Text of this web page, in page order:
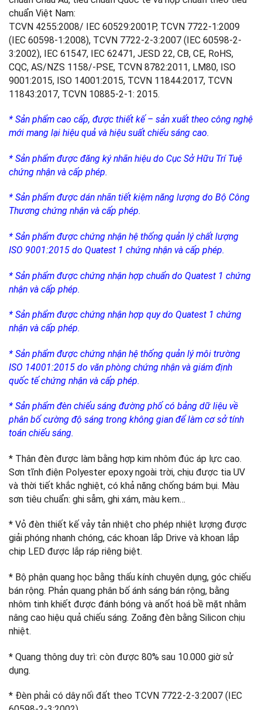
chuẩn Việt Nam:
TCVN 4255:2008/ IEC 60529:2001P, TCVN 7722-1:2009
(IEC 60598-1:2008), TCVN 7722-2-3:2007 (IEC 60598-2-
3:2002), IEC 61547, IEC 62471, JESD 22, CB, CE, RoHS,
CQC, AS/NZS 1158/-PSE, TCVN 8782:2011, LM80, ISO
9001:2015, ISO 14001:2015, TCVN 11844:2017, TCVN
11843:2017, TCVN 10885-2-1: 2015.
* Sản phẩm cao cấp, được thiết kế – sản xuất theo công nghệ
mới mang lại hiệu quả và hiệu suất chiếu sáng cao.
* Sản phẩm được đăng ký nhãn hiệu do Cục Sở Hữu Trí Tuệ
chứng nhận và cấp phép.
* Sản phẩm được dán nhãn tiết kiệm năng lượng do Bộ Công
Thương chứng nhận và cấp phép.
* Sản phẩm được chứng nhận hệ thống quản lý chất lượng
ISO 9001:2015 do Quatest 1 chứng nhận và cấp phép.
* Sản phẩm được chứng nhận hợp chuẩn do Quatest 1 chứng
nhận và cấp phép.
* Sản phẩm được chứng nhận hợp quy do Quatest 1 chứng
nhận và cấp phép.
* Sản phẩm được chứng nhận hệ thống quản lý môi trường
ISO 14001:2015 do văn phòng chứng nhận và giám định
quốc tế chứng nhận và cấp phép.
* Sản phẩm đèn chiếu sáng đường phố có bảng dữ liệu về
phân bố cường độ sáng trong không gian để làm cơ sở tính
toán chiếu sáng.
* Thân đèn được làm bằng hợp kim nhôm đúc áp lực cao.
Sơn tĩnh điện Polyester epoxy ngoài trời, chịu được tia UV
và thời tiết khắc nghiệt, có khả năng chống bám bụi. Màu
sơn tiêu chuẩn: ghi sẫm, ghi xám, màu kem…
* Vỏ đèn thiết kế vảy tản nhiệt cho phép nhiệt lượng được
giải phóng nhanh chóng, các khoan lắp Drive và khoan lắp
chip LED được lắp ráp riêng biệt.
* Bộ phận quang học bằng thấu kính chuyên dụng, góc chiếu
bán rộng. Phản quang phân bố ánh sáng bán rộng, bằng
nhôm tinh khiết được đánh bóng và anốt hoá bề mặt nhằm
nâng cao hiệu quả chiếu sáng. Zoăng đèn bằng Silicon chịu
nhiệt.
* Quang thông duy trì: còn được 80% sau 10.000 giờ sử
dụng.
* Đèn phải có dây nối đất theo TCVN 7722-2-3:2007 (IEC